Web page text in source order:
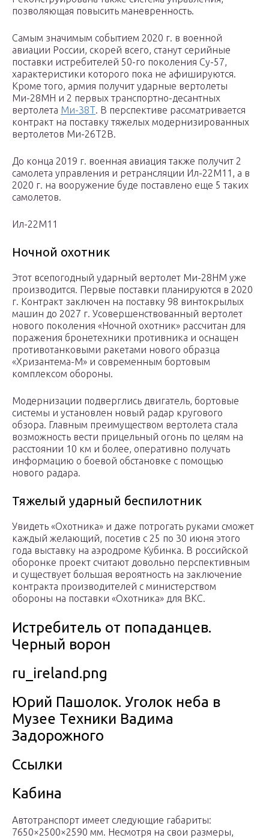
позволяющая повысить маневренность.
Самым значимым событием 2020 г. в военной
авиации России, скорей всего, станут серийные
поставки истребителей 50-го поколения Су-57,
характеристики которого пока не афишируются.
Кроме того, армия получит ударные вертолеты
Ми-28МН и 2 первых транспортно-десантных
вертолета Ми-38Т. В перспективе рассматривается
контракт на поставку тяжелых модернизированных
вертолетов Ми-26Т2В.
До конца 2019 г. военная авиация также получит 2
самолета управления и ретрансляции Ил-22М11, а в
2020 г. на вооружение буде поставлено еще 5 таких
самолетов.
Ил-22М11
Ночной охотник
Этот всепогодный ударный вертолет Ми-28НМ уже
производится. Первые поставки планируются в 2020
г. Контракт заключен на поставку 98 винтокрылых
машин до 2027 г. Усовершенствованный вертолет
нового поколения «Ночной охотник» рассчитан для
поражения бронетехники противника и оснащен
противотанковыми ракетами нового образца
«Хризантема-М» и современным бортовым
комплексом обороны.
Модернизации подверглись двигатель, бортовые
системы и установлен новый радар кругового
обзора. Главным преимуществом вертолета стала
возможность вести прицельный огонь по целям на
расстоянии 10 км и более, оперативно получать
информацию о боевой обстановке с помощью
нового радара.
Тяжелый ударный беспилотник
Увидеть «Охотника» и даже потрогать руками сможет
каждый желающий, посетив с 25 по 30 июня этого
года выставку на аэродроме Кубинка. В российской
оборонке проект считают довольно перспективным
и существует большая вероятность на заключение
контракта производителей с министерством
обороны на поставки «Охотника» для ВКС.
Истребитель от попаданцев.
Черный ворон
ru_ireland.png
Юрий Пашолок. Уголок неба в
Музее Техники Вадима
Задорожного
Ссылки
Кабина
Автотранспорт имеет следующие габариты:
7650×2500×2590 мм. Несмотря на свои размеры,